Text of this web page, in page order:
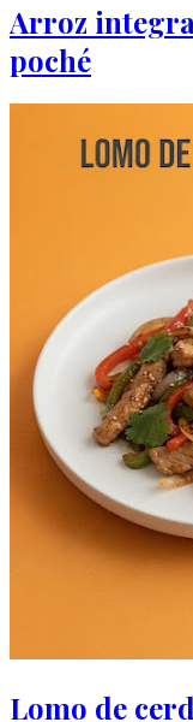
Arroz
poché
Lomo de